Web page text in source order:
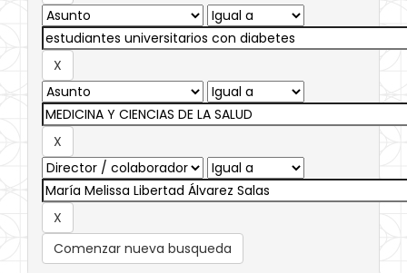
Comenzar nueva busqueda